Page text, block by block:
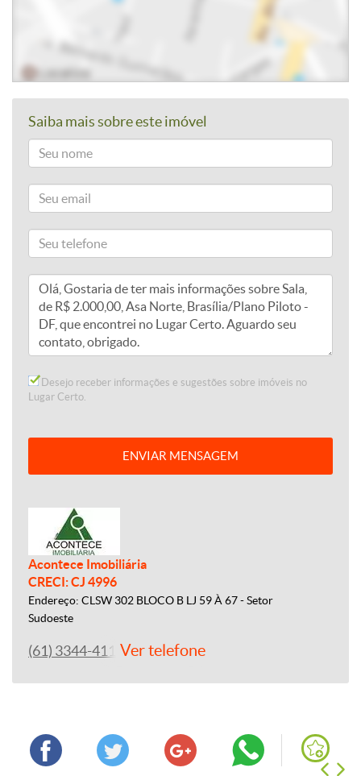
Saiba mais sobre este imóvel
Desejo receber informações e sugestões sobre imóveis no
Lugar Certo.
ENVIAR MENSAGEM
Acontece Imobiliária
CRECI: CJ 4996
Endereço: CLSW 302 BLOCO B LJ 59 À 67 - Setor
Sudoeste
(61) 3344-4112Ver telefone